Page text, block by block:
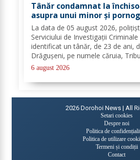
Tânăr condamnat la
asupra unui minor și
identificat de polițiști
La data de 05 august 2026,
Serviciului de Investigații
identificat un tânăr, de 23 de ani,
Drăgușeni, pe numele căruia,
emis un mandat de executare a
închisoarea. Tânărul a fost
de...
6 august 2026
2026 Dorohoi News | All
Setari cookies
Despre noi
Politica de
Politica de utilizare
Termeni și condiții
Contact